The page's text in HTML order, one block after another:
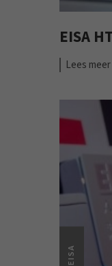
EISA
Lees meer
EISA